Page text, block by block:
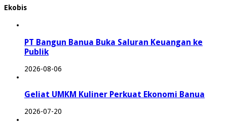
Ekobis
PT Bangun Banua Buka Saluran Keuangan ke
Publik
2026-08-06
Geliat UMKM Kuliner Perkuat Ekonomi Banua
2026-07-20